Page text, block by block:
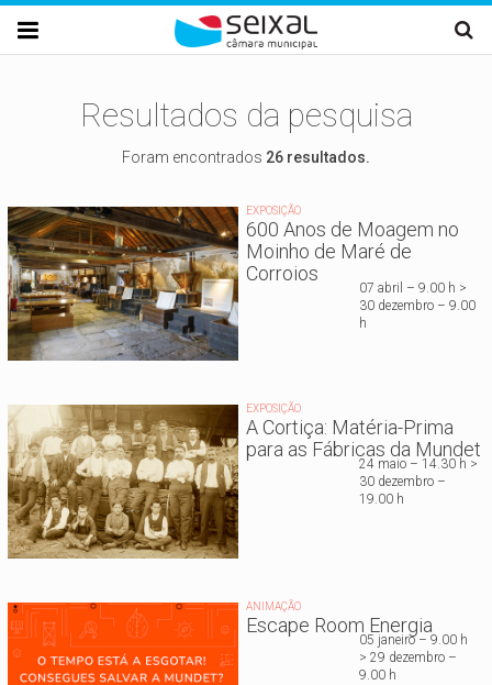
Passar para o conteúdo principal

Resultados da pesquisa
Foram encontrados 26 resultados.
EXPOSIÇÃO
600 Anos de Moagem no
Moinho de Maré de
Corroios
07 abril – 9.00 h >
30 dezembro – 9.00
h
EXPOSIÇÃO
A Cortiça: Matéria-Prima
para as Fábricas da Mundet
24 maio – 14.30 h >
30 dezembro –
19.00 h
ANIMAÇÃO
Escape Room Energia
05 janeiro – 9.00 h
> 29 dezembro –
9.00 h